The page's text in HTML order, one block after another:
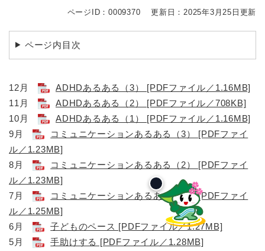
ページID：0009370 更新日：2025年3月25日更新
ページ内目次
12月
ADHDあるある（3） [PDFファイル／1.16MB]
11月
ADHDあるある（2） [PDFファイル／708KB]
10月
ADHDあるある（1） [PDFファイル／1.16MB]
9月
コミュニケーションあるある（3） [PDFファイ
ル／1.23MB]
8月
コミュニケーションあるある（2） [PDFファイ
ル／1.23MB]
7月
コミュニケーションあるある（1） [PDFファイ
ル／1.25MB]
6月
子どものペース [PDFファイル／1.27MB]
5月
手助けする [PDFファイル／1.28MB]